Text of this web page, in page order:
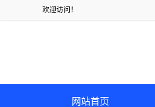
欢迎访问！
网站首页